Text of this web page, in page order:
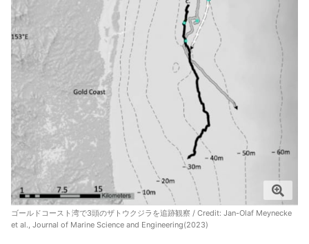
ゴールドコースト湾で3頭のザトウクジラを追跡観察 / Credit: Jan-Olaf Meynecke
et al., Journal of Marine Science and Engineering(2023)